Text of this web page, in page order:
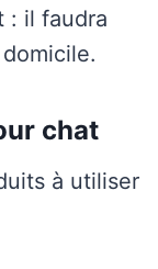
: il faudra
chat
à utiliser